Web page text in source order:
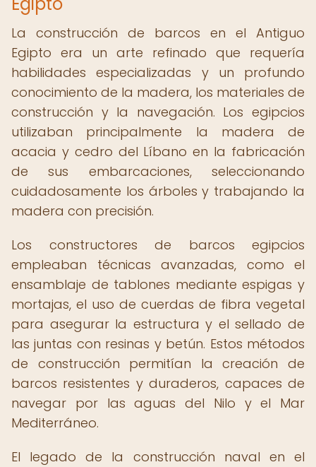
La construcción de barcos en el Antiguo
Egipto era un arte refinado que requería
habilidades especializadas y un profundo
conocimiento de la madera, los materiales de
construcción y la navegación. Los egipcios
utilizaban principalmente la madera de
acacia y cedro del Líbano en la fabricación
de sus embarcaciones, seleccionando
cuidadosamente los árboles y trabajando la
madera con precisión.
Los constructores de barcos egipcios
empleaban técnicas avanzadas, como el
ensamblaje de tablones mediante espigas y
mortajas, el uso de cuerdas de fibra vegetal
para asegurar la estructura y el sellado de
las juntas con resinas y betún. Estos métodos
de construcción permitían la creación de
barcos resistentes y duraderos, capaces de
navegar por las aguas del Nilo y el Mar
Mediterráneo.
El legado de la construcción naval en el